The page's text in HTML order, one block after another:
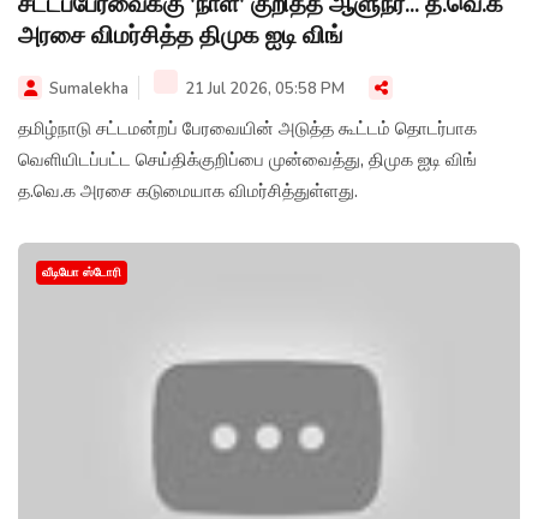
அரசை விமர்சித்த திமுக ஐடி விங்
Sumalekha 21 Jul 2026, 05:58 PM
தமிழ்நாடு சட்டமன்றப் பேரவையின் அடுத்த கூட்டம் தொடர்பாக
வெளியிடப்பட்ட செய்திக்குறிப்பை முன்வைத்து, திமுக ஐடி விங்
த.வெ.க அரசை கடுமையாக விமர்சித்துள்ளது.
வீடியோ ஸ்டோரி